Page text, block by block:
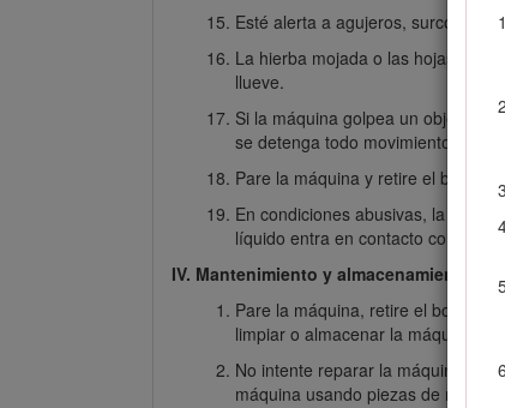
Esté alerta a agujeros, surcos,
La hierba mojada o las hojas
llueve.
Si la máquina golpea un objeto o
se detenga todo movimiento
Pare la máquina y retire el botón
En condiciones abusivas, la
líquido entra en contacto con sus
IV. Mantenimiento y almacenamiento
Pare la máquina, retire el botón
limpiar o almacenar la máquina.
No intente reparar la máquina,
máquina usando piezas de